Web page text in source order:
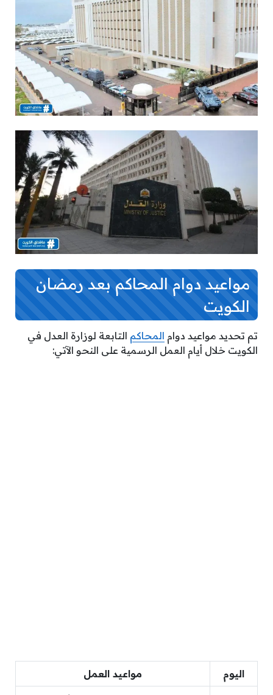
مواعيد دوام المحاكم بعد رمضان
الكويت
تم تحديد مواعيد دوام المحاكم التابعة لوزارة العدل في
الكويت خلال أيام العمل الرسمية على النحو الآتي:
اليوم مواعيد العمل